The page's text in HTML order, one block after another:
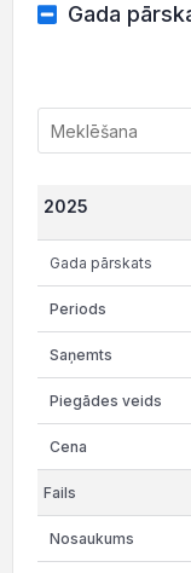
Gada
2025
Gada pārskats